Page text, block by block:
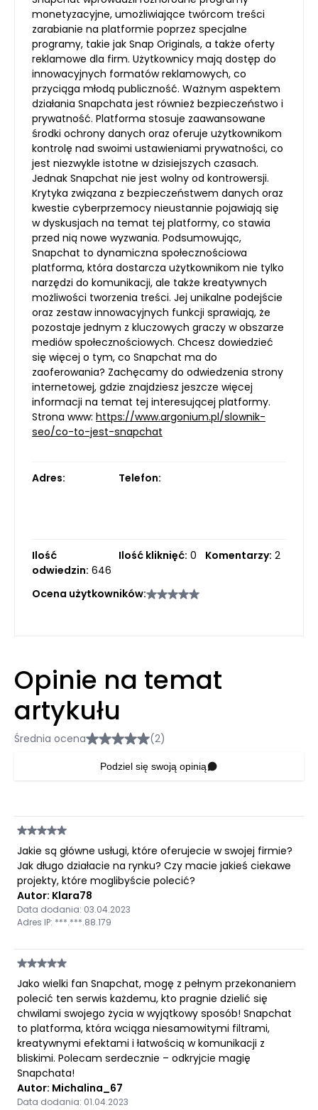
monetyzacyjne, umożliwiające twórcom treści
zarabianie na platformie poprzez specjalne
programy, takie jak Snap Originals, a także oferty
reklamowe dla firm. Użytkownicy mają dostęp do
innowacyjnych formatów reklamowych, co
przyciąga młodą publiczność. Ważnym aspektem
działania Snapchata jest również bezpieczeństwo i
prywatność. Platforma stosuje zaawansowane
środki ochrony danych oraz oferuje użytkownikom
kontrolę nad swoimi ustawieniami prywatności, co
jest niezwykle istotne w dzisiejszych czasach.
Jednak Snapchat nie jest wolny od kontrowersji.
Krytyka związana z bezpieczeństwem danych oraz
kwestie cyberprzemocy nieustannie pojawiają się
w dyskusjach na temat tej platformy, co stawia
przed nią nowe wyzwania. Podsumowując,
Snapchat to dynamiczna społecznościowa
platforma, która dostarcza użytkownikom nie tylko
narzędzi do komunikacji, ale także kreatywnych
możliwości tworzenia treści. Jej unikalne podejście
oraz zestaw innowacyjnych funkcji sprawiają, że
pozostaje jednym z kluczowych graczy w obszarze
mediów społecznościowych. Chcesz dowiedzieć
się więcej o tym, co Snapchat ma do
zaoferowania? Zachęcamy do odwiedzenia strony
internetowej, gdzie znajdziesz jeszcze więcej
informacji na temat tej interesującej platformy.
Strona www: https://www.argonium.pl/slownik-
seo/co-to-jest-snapchat
Adres: Telefon:
Ilość
odwiedzin: 646
Ilość kliknięć: 0 Komentarzy: 2
Ocena użytkowników:
Opinie na temat
artykułu
Średnia ocena (2)
Podziel się swoją opinią
Jakie są główne usługi, które oferujecie w swojej firmie?
Jak długo działacie na rynku? Czy macie jakieś ciekawe
projekty, które moglibyście polecić?
Autor: Klara78
Data dodania: 03.04.2023
Adres IP: ***.***.88.179
Jako wielki fan Snapchat, mogę z pełnym przekonaniem
polecić ten serwis każdemu, kto pragnie dzielić się
chwilami swojego życia w wyjątkowy sposób! Snapchat
to platforma, która wciąga niesamowitymi filtrami,
kreatywnymi efektami i łatwością w komunikacji z
bliskimi. Polecam serdecznie – odkryjcie magię
Snapchata!
Autor: Michalina_67
Data dodania: 01.04.2023